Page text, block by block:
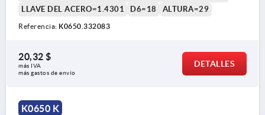
LLAVE DEL ACERO=1.4301
D6=18 ALTURA=29
Referencia: K0650.332083
20,32 $
más IVA
más gastos de envío
DETALLES
K0650 K